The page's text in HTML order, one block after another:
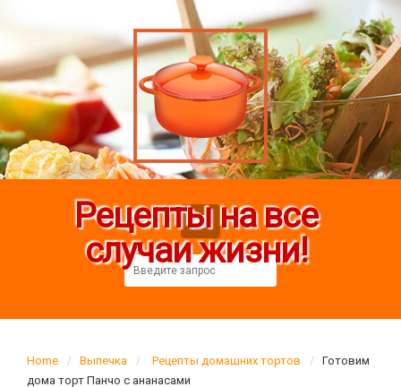
Рецепты на все
случаи жизни!
Home Выпечка Рецепты домашних тортов
Готовим
дома торт Панчо с ананасами